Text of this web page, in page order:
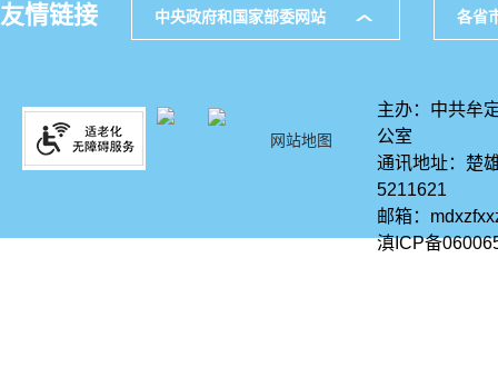
友情链接 中央政府和国家部委网站 各省
网站地图
主办：中共牟
公室
通讯地址：楚
5211621
邮箱：
滇ICP备